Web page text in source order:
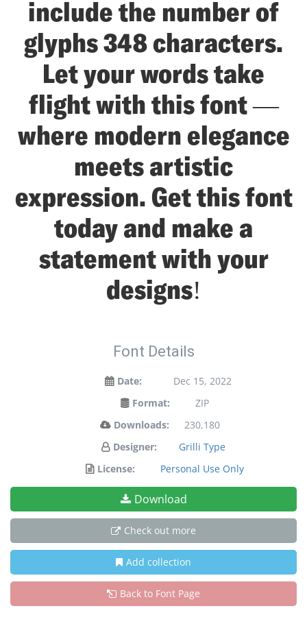
include the number of
glyphs 348 characters.
Let your words take
flight with this font —
where modern elegance
meets artistic
expression. Get this font
today and make a
statement with your
designs!
Font Details
Date:
Dec 15, 2022
Format:
ZIP
Downloads:
230,180
Designer:
Grilli Type
License:
Personal Use Only
Download
Check out more
Add collection
Back to Font Page